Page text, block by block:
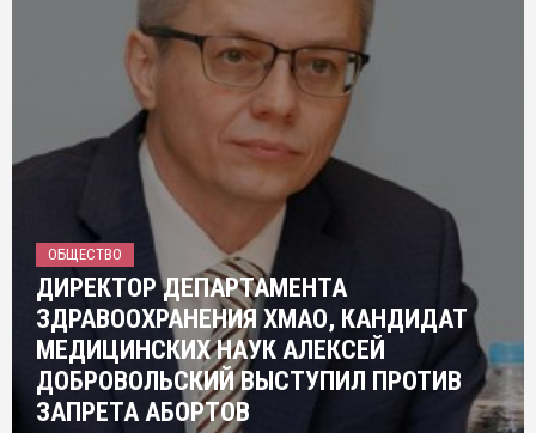
ОБЩЕСТВО
ДИРЕКТОР ДЕПАРТАМЕНТА
ЗДРАВООХРАНЕНИЯ ХМАО, КАНДИДАТ
МЕДИЦИНСКИХ НАУК АЛЕКСЕЙ
ДОБРОВОЛЬСКИЙ ВЫСТУПИЛ ПРОТИВ
ЗАПРЕТА АБОРТОВ